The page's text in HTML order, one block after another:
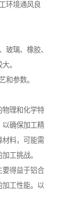
环境通风良
玻璃、橡胶、
。
和参数。
物理和化学特
以确保加工精
材料，可能需
工挑战。
要得益于铝合
加工性能。以